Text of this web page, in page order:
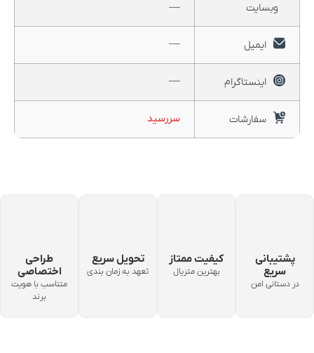
وبسایت ----
ایمیل ----
اینستاگرام ----
سفارشات سررسید
پشتیبانی
سریع
در دستانی امن
کیفیت ممتاز
بهترین متریال
تحویل سریع
تعهد به زمان بندی
طراحی
اختصاصی
متناسب با هویت
برند